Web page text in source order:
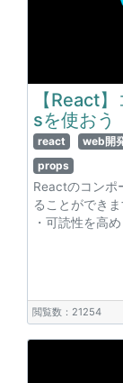
【React
sを使おう
react web開
props
Reactのコンポ
ることができ
・可読性を高め
閲覧数：21254